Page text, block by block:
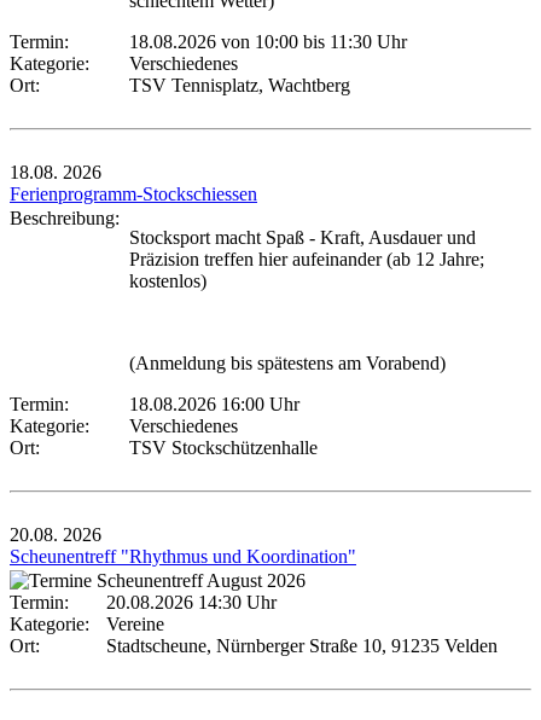
Termin:
18.08.2026 von 10:00 bis 11:30 Uhr
Kategorie:
Verschiedenes
Ort:
TSV Tennisplatz, Wachtberg
18.08. 2026
Ferienprogramm-Stockschiessen
Beschreibung:
Stocksport macht Spaß - Kraft, Ausdauer und
Präzision treffen hier aufeinander (ab 12 Jahre;
kostenlos)
(Anmeldung bis spätestens am Vorabend)
Termin:
18.08.2026 16:00 Uhr
Kategorie:
Verschiedenes
Ort:
TSV Stockschützenhalle
20.08. 2026
Scheunentreff "Rhythmus und Koordination"
Termin:
20.08.2026 14:30 Uhr
Kategorie:
Vereine
Ort:
Stadtscheune, Nürnberger Straße 10, 91235 Velden